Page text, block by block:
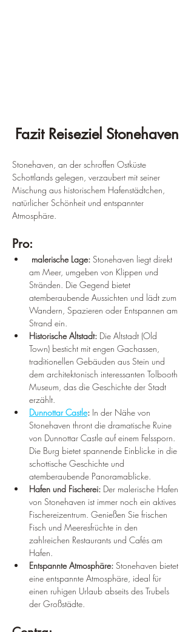
Fazit Reiseziel Stonehaven
Stonehaven, an der schroffen Ostküste
Schottlands gelegen, verzaubert mit seiner
Mischung aus historischem Hafenstädtchen,
natürlicher Schönheit und entspannter
Atmosphäre.
Pro:
malerische Lage: Stonehaven liegt direkt
am Meer, umgeben von Klippen und
Stränden. Die Gegend bietet
atemberaubende Aussichten und lädt zum
Wandern, Spazieren oder Entspannen am
Strand ein.
Historische Altstadt: Die Altstadt (Old
Town) besticht mit engen Gachassen,
traditionellen Gebäuden aus Stein und
dem architektonisch interessanten Tolbooth
Museum, das die Geschichte der Stadt
erzählt.
Dunnottar Castle: In der Nähe von
Stonehaven thront die dramatische Ruine
von Dunnottar Castle auf einem Felssporn.
Die Burg bietet spannende Einblicke in die
schottische Geschichte und
atemberaubende Panoramablicke.
Hafen und Fischerei: Der malerische Hafen
von Stonehaven ist immer noch ein aktives
Fischereizentrum. Genießen Sie frischen
Fisch und Meeresfrüchte in den
zahlreichen Restaurants und Cafés am
Hafen.
Entspannte Atmosphäre: Stonehaven bietet
eine entspannte Atmosphäre, ideal für
einen ruhigen Urlaub abseits des Trubels
der Großstädte.